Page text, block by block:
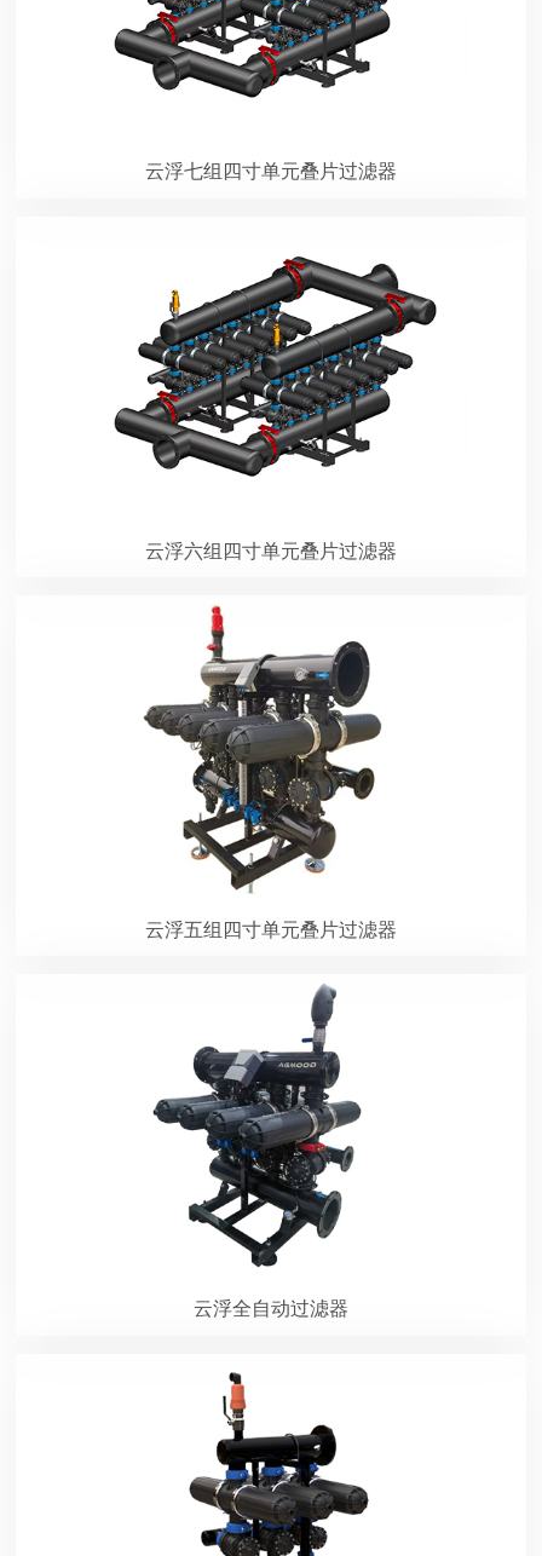
云浮七组四寸单元叠片过滤器
云浮六组四寸单元叠片过滤器
云浮五组四寸单元叠片过滤器
云浮全自动过滤器